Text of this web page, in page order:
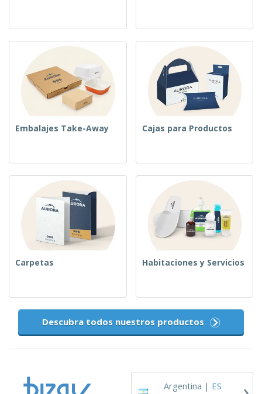
Embalajes Take-Away Cajas para Productos
Carpetas Habitaciones y Servicios
Descubra todos nuestros productos
Argentina | ES